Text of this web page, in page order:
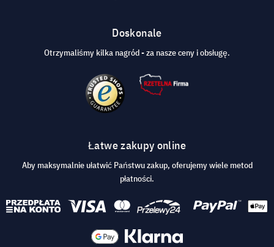
Doskonale
Otrzymaliśmy kilka nagród - za nasze ceny i obsługę.
Łatwe zakupy online
Aby maksymalnie ułatwić Państwu zakup, oferujemy wiele metod
płatności.